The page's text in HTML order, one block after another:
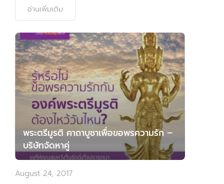
อ่านเพิ่มเติม
พระตรีมูรติ คาถาบูชาเพื่อขอพรความรัก –
บริษัทจัดหาคู่
August 24, 2017